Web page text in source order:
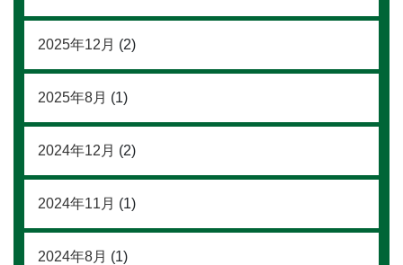
2025年12月 (2)
2025年8月 (1)
2024年12月 (2)
2024年11月 (1)
2024年8月 (1)